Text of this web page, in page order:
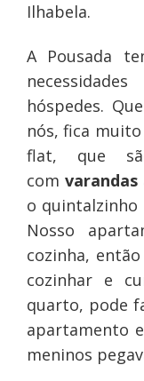
Ilhabela.
A Pousada
hóspedes.
nós, fica
flat, que
com varandas
o
Nosso
cozinha,
cozinhar e
quarto, pode
apartamento
meninos